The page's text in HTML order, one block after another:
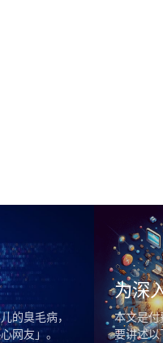
的臭毛病，
网友」。
为深
本文是
要讲述